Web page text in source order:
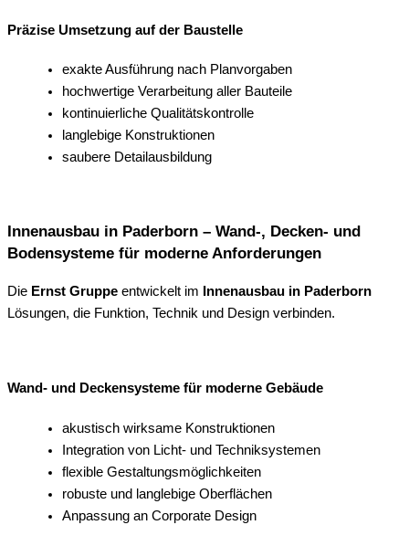
Präzise Umsetzung auf der Baustelle
exakte Ausführung nach Planvorgaben
hochwertige Verarbeitung aller Bauteile
kontinuierliche Qualitätskontrolle
langlebige Konstruktionen
saubere Detailausbildung
Innenausbau in Paderborn – Wand-, Decken- und
Bodensysteme für moderne Anforderungen
Die Ernst Gruppe entwickelt im
Innenausbau in Paderborn
Lösungen, die Funktion, Technik und Design verbinden.
Wand- und Deckensysteme für moderne Gebäude
akustisch wirksame Konstruktionen
Integration von Licht- und Techniksystemen
flexible Gestaltungsmöglichkeiten
robuste und langlebige Oberflächen
Anpassung an Corporate Design